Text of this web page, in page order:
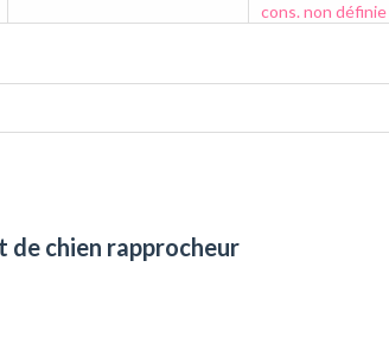
cons. non définie
chien rapprocheur